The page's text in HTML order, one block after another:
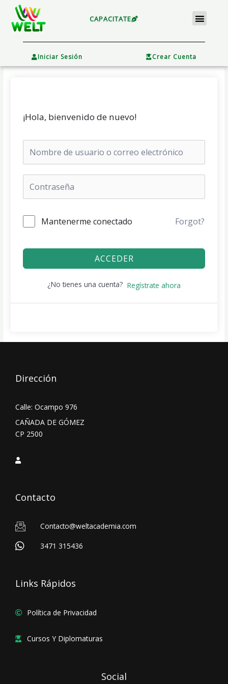
contenido
CAPACITATE Menu
Iniciar Sesión Crear Cuenta
¡Hola, bienvenido de nuevo!
Mantenerme conectado Forgot?
ACCEDER
¿No tienes una cuenta? Regístrate ahora
Dirección
Calle: Ocampo 976
CAÑADA DE GÓMEZ
CP 2500
Contacto
Contacto@weltacademia.com
3471 315436
Links Rápidos
Política de Privacidad
Cursos Y Diplomaturas
Social